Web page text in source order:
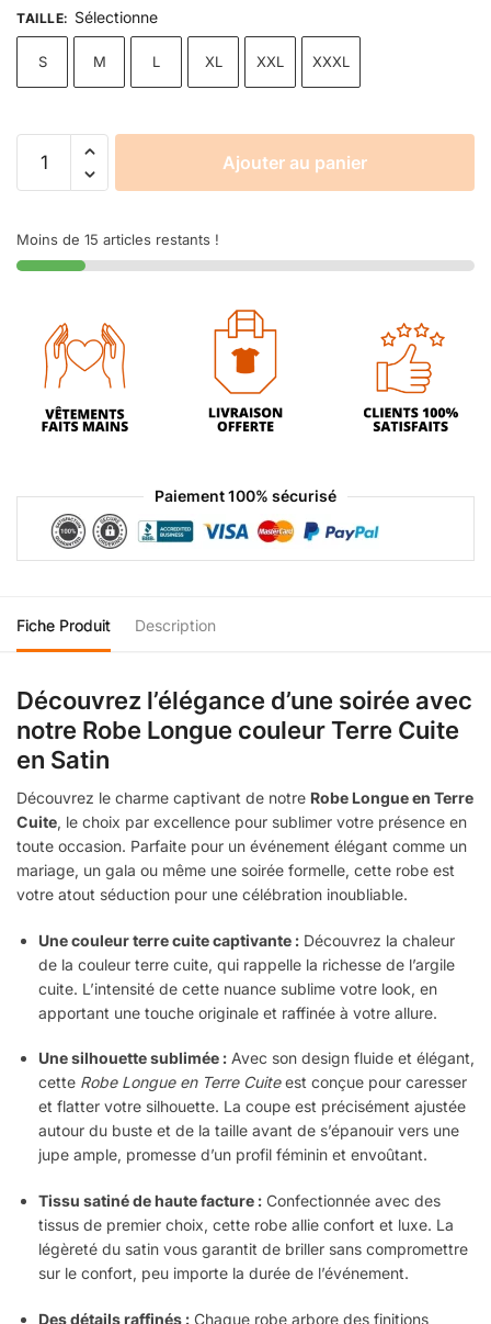
TAILLE: Sélectionne
S M L XL XXL XXXL
Ajouter au panier
Moins de 15 articles restants !
Paiement 100% sécurisé
Fiche Produit Description
Découvrez l’élégance d’une soirée avec
notre Robe Longue couleur Terre Cuite
en Satin
Découvrez le charme captivant de notre Robe Longue en Terre
Cuite, le choix par excellence pour sublimer votre présence en
toute occasion. Parfaite pour un événement élégant comme un
mariage, un gala ou même une soirée formelle, cette robe est
votre atout séduction pour une célébration inoubliable.
Une couleur terre cuite captivante : Découvrez la chaleur
de la couleur terre cuite, qui rappelle la richesse de l’argile
cuite. L’intensité de cette nuance sublime votre look, en
apportant une touche originale et raffinée à votre allure.
Une silhouette sublimée : Avec son design fluide et élégant,
cette Robe Longue en Terre Cuiteest conçue pour caresser
et flatter votre silhouette. La coupe est précisément ajustée
autour du buste et de la taille avant de s’épanouir vers une
jupe ample, promesse d’un profil féminin et envoûtant.
Tissu satiné de haute facture : Confectionnée avec des
tissus de premier choix, cette robe allie confort et luxe. La
légèreté du satin vous garantit de briller sans compromettre
sur le confort, peu importe la durée de l’événement.
Des détails raffinés : Chaque robe arbore des finitions